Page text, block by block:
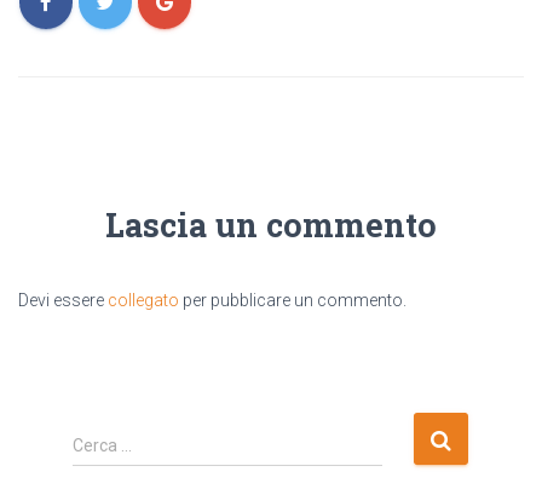
Lascia un commento
Devi essere collegato per pubblicare un commento.
R
i
Cerca …